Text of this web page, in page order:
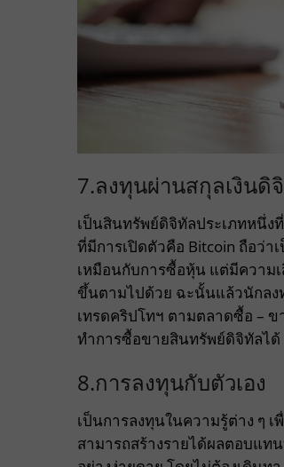
7.ลงทุนผ่านสกุลเงินดิ
เป็นสินทรัพย์ดิจิทัลประเภทหนึ่ง
ที่มีการเปิดตัวคือ Bitcoin ถือว่า
เหมือนกับการซื้อหุ้น แต่มีความเ
ขึ้นตามไปด้วย ฉะนั้นแล้วนักลง
เทรดคริปโทฯ ตามตลาดซื้อ –
ทำการซื้อขายสินทรัพย์ดิจิทัลได้
8.การลงทุนกับตัวเอง
เป็นการลงทุนในความรู้ต่าง ๆ
สามารถสร้างรายได้ผลตอบแท